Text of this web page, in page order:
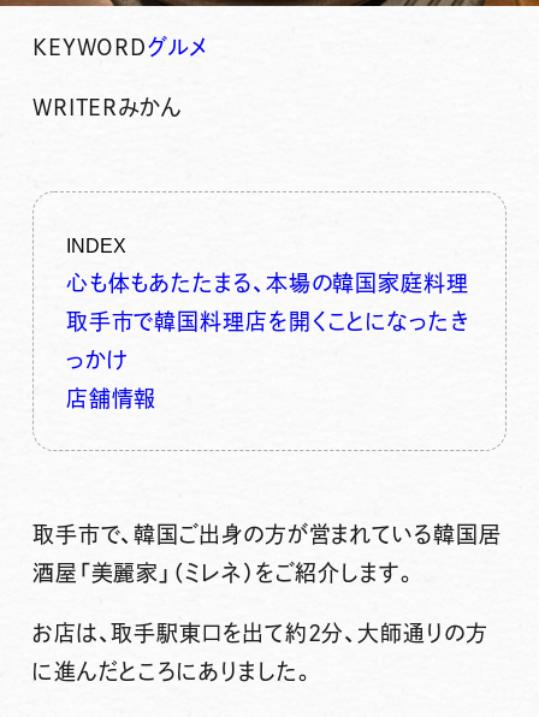
KEYWORDグルメ
WRITERみかん
INDEX
心も体もあたたまる、本場の韓国家庭料理
取手市で韓国料理店を開くことになったき
っかけ
店舗情報
取手市で、韓国ご出身の方が営まれている韓国居
酒屋「美麗家」（ミレネ）をご紹介します。
お店は、取手駅東口を出て約2分、大師通りの方
に進んだところにありました。